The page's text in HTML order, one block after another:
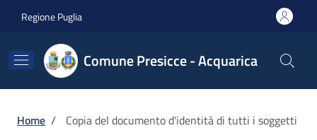
Regione Puglia
Comune Presicce - Acquarica
Briciole di pane
Home / Copia del documento d'identità di tutti i soggetti